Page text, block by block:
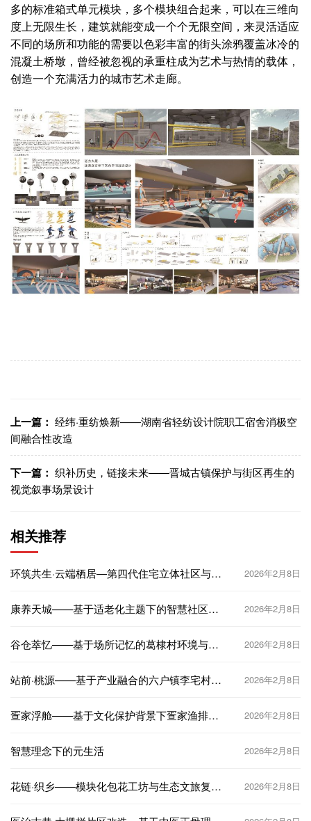
多的标准箱式单元模块，多个模块组合起来，可以在三维向
度上无限生长，建筑就能变成一个个无限空间，来灵活适应
不同的场所和功能的需要以色彩丰富的街头涂鸦覆盖冰冷的
混凝土桥墩，曾经被忽视的承重柱成为艺术与热情的载体，
创造一个充满活力的城市艺术走廊。
上一篇： 经纬·重纺焕新——湖南省轻纺设计院职工宿舍消极空
间融合性改造
下一篇： 织补历史，链接未来——晋城古镇保护与街区再生的
视觉叙事场景设计
相关推荐
环筑共生·云端栖居—第四代住宅立体社区与智
2026年2月8日
康养天城——基于适老化主题下的智慧社区设
2026年2月8日
谷仓萃忆——基于场所记忆的葛棣村环境与空
2026年2月8日
站前·桃源——基于产业融合的六户镇李宅村村
2026年2月8日
疍家浮舱——基于文化保护背景下疍家渔排改
2026年2月8日
智慧理念下的元生活 2026年2月8日
花链·织乡——模块化包花工坊与生态文旅复合
2026年2月8日